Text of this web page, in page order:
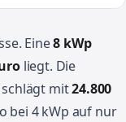
Eine8 kWp
liegt. Die
schlägt mit24.800
bei 4 kWp auf nur